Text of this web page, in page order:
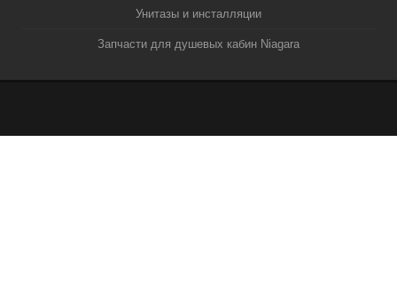
Унитазы и инсталляции
Запчасти для душевых кабин Niagara